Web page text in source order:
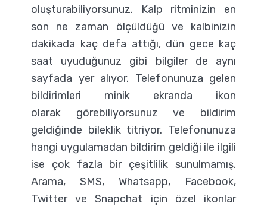
oluşturabiliyorsunuz. Kalp ritminizin en
son ne zaman ölçüldüğü ve kalbinizin
dakikada kaç defa attığı, dün gece kaç
saat uyuduğunuz gibi bilgiler de aynı
sayfada yer alıyor. Telefonunuza gelen
bildirimleri minik ekranda ikon
olarak görebiliyorsunuz ve bildirim
geldiğinde bileklik titriyor. Telefonunuza
hangi uygulamadan bildirim geldiği ile ilgili
ise çok fazla bir çeşitlilik sunulmamış.
Arama, SMS, Whatsapp, Facebook,
Twitter ve Snapchat için özel ikonlar